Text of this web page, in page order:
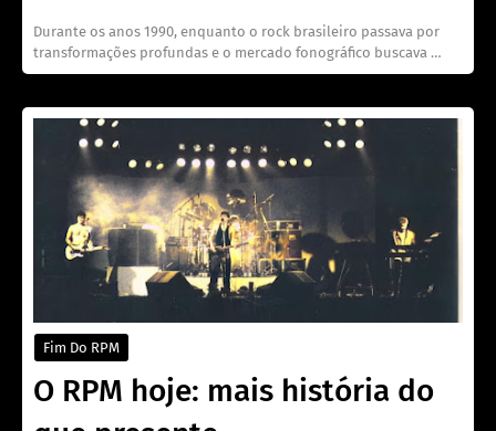
Durante os anos 1990, enquanto o rock brasileiro passava por
transformações profundas e o mercado fonográfico buscava …
Fim Do RPM
O RPM hoje: mais história do